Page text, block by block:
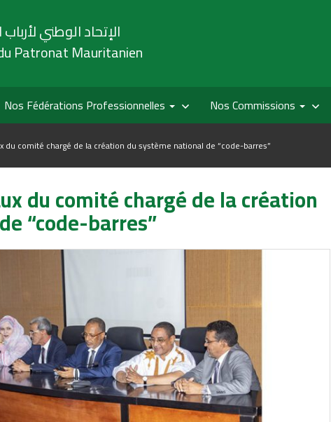
الإتحاد الوطني
Patronat Mauritanien
Nos Fédérations Professionnelles Nos Commissions
du comité chargé de la création du système national de “code-barres”
du comité chargé de la création
“code-barres”